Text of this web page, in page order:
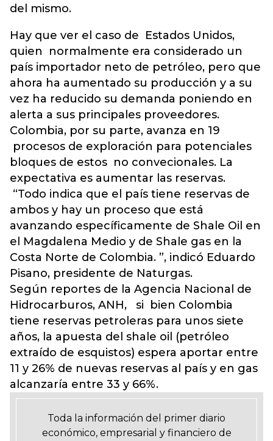
del mismo.
Hay que ver el caso de Estados Unidos,
quien normalmente era considerado un
país importador neto de petróleo, pero que
ahora ha aumentado su producción y a su
vez ha reducido su demanda poniendo en
alerta a sus principales proveedores.
Colombia, por su parte, avanza en 19
procesos de exploración para potenciales
bloques de estos no convecionales. La
expectativa es aumentar las reservas.
“Todo indica que el país tiene reservas de
ambos y hay un proceso que está
avanzando específicamente de Shale Oil en
el Magdalena Medio y de Shale gas en la
Costa Norte de Colombia. ”, indicó Eduardo
Pisano, presidente de Naturgas.
Según reportes de la Agencia Nacional de
Hidrocarburos, ANH, si bien Colombia
tiene reservas petroleras para unos siete
años, la apuesta del shale oil (petróleo
extraído de esquistos) espera aportar entre
11 y 26% de nuevas reservas al país y en gas
alcanzaría entre 33 y 66%.
Toda la información del primer diario
económico, empresarial y financiero de